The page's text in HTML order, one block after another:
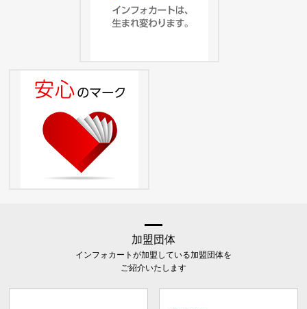
加盟団体
インフォカートが加盟している加盟団体を
ご紹介いたします